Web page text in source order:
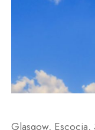
Glasgow,